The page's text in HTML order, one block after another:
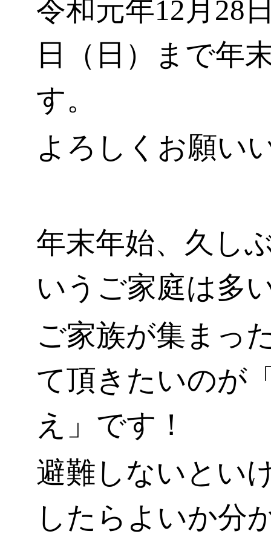
令和元年12月28
日（日）まで年
す。
よろしくお願い
年末年始、久し
いうご家庭は多
ご家族が集まっ
て頂きたいのが
え」です！
避難しないとい
したらよいか分